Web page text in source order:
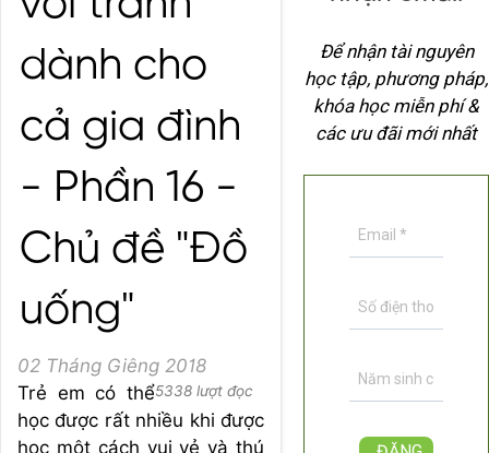
dành cho
cả gia đình
- Phần 16 -
Chủ đề "Đồ
uống"
02 Tháng Giêng 2018
5338 lượt đọc
Trẻ em có thể
học được rất nhiều khi được
học một cách vui vẻ và thú
Để nhận tài nguyên
học tập, phương pháp,
khóa học miễn phí &
các ưu đãi mới nhất